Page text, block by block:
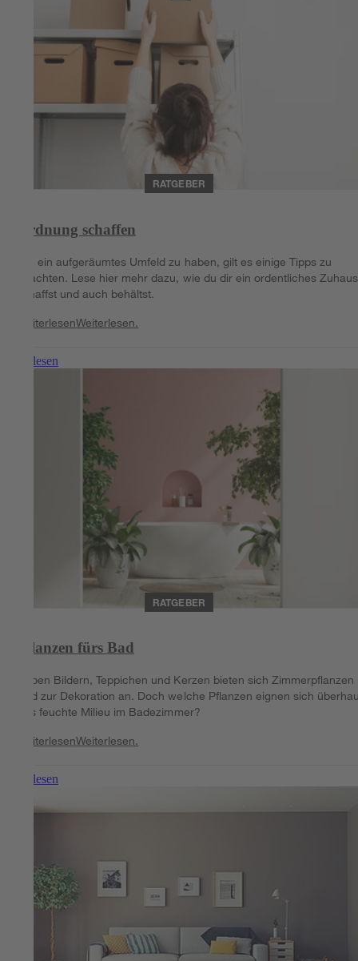
RATGEBER
Ordnung schaffen
Um ein aufgeräumtes Umfeld zu haben, gilt es einige Tipps zu
beachten. Lese hier mehr dazu, wie du dir ein ordentliches
schaffst und auch behältst.
WeiterlesenWeiterlesen.
Weiterlesen
RATGEBER
Pflanzen fürs Bad
Neben Bildern, Teppichen und Kerzen bieten sich Zimmerpflanzen
Bad zur Dekoration an. Doch welche Pflanzen eignen sich
fürs feuchte Milieu im Badezimmer?
WeiterlesenWeiterlesen.
Weiterlesen